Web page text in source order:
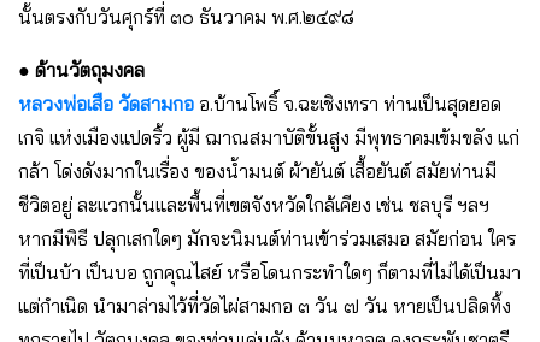
นั้นตรงกับวันศุกร์ที่ ๓๐ ธันวาคม พ.ศ.๒๔๙๘
● ด้านวัตถุมงคล
หลวงพ่อเสือ วัดสามกอ อ.บ้านโพธิ์ จ.ฉะเชิงเทรา ท่านเป็นสุดยอด
เกจิ แห่งเมืองแปดริ้ว ผู้มี ฌาณสมาบัติขั้นสูง มีพุทธาคมเข้มขลัง แก่
กล้า โด่งดังมากในเรื่อง ของน้ำมนต์ ผ้ายันต์ เสื้อยันต์ สมัยท่านมี
ชีวิตอยู่ ละแวกนั้นและพื้นที่เขตจังหวัดใกล้เคียง เช่น ชลบุรี ฯลฯ
หากมีพิธี ปลุกเสกใดๆ มักจะนิมนต์ท่านเข้าร่วมเสมอ สมัยก่อน ใคร
ที่เป็นบ้า เป็นบอ ถูกคุณไสย์ หรือโดนกระทำใดๆ ก็ตามที่ไม่ได้เป็นมา
แต่กำเนิด นำมาล่ามไว้ที่วัดไผ่สามกอ ๓ วัน ๗ วัน หายเป็นปลิดทิ้ง